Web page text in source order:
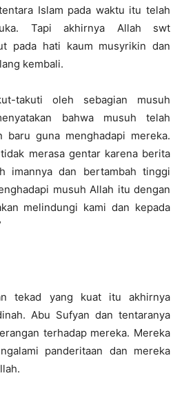
Islam pada waktu itu telah
Tapi akhirnya Allah swt
pada hati kaum musyrikin dan
kembali.
takuti oleh sebagian musuh
bahwa musuh telah
baru guna menghadapi mereka.
merasa gentar karena berita
imannya dan bertambah tinggi
musuh Allah itu dengan
melindungi kami dan kepada
tekad yang kuat itu akhirnya
Abu Sufyan dan tentaranya
terhadap mereka. Mereka
panderitaan dan mereka